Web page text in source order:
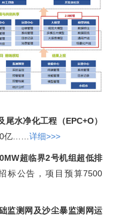
水净化工程（EPC+O）
亿…… 详细>>>
超临界2号机组超低排
标公告，项目预算7500
监测网及沙尘暴监测网运